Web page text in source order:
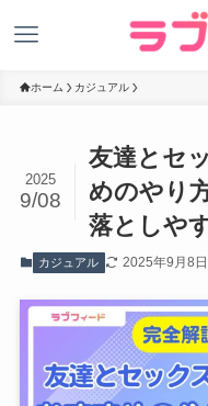
ホーム カジュアル
友達とセ
めのやり
落としや
2025
9/08
カジュアル 2025年9月8日